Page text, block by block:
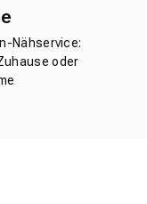
Nähservice:
oder